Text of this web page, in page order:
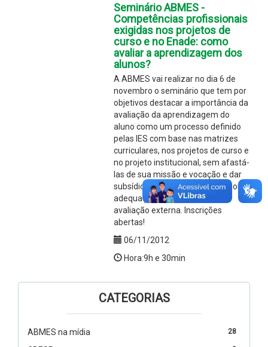
Seminário ABMES -
Competências profissionais
exigidas nos projetos de
curso e no Enade: como
avaliar a aprendizagem dos
alunos?
A ABMES vai realizar no dia 6 de
novembro o seminário que tem por
objetivos destacar a importância da
avaliação da aprendizagem do
aluno como um processo definido
pelas IES com base nas matrizes
curriculares, nos projetos de curso e
no projeto institucional, sem afastá-
las de sua missão e vocação e dar
subsídios às IES para uma melhor
adequação ao processo de
avaliação externa. Inscrições
abertas!
06/11/2012
Hora:9h e 30min
CATEGORIAS
28
ABMES na mídia